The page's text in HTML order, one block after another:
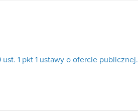
1 pkt 1 ustawy o ofercie publicznej.